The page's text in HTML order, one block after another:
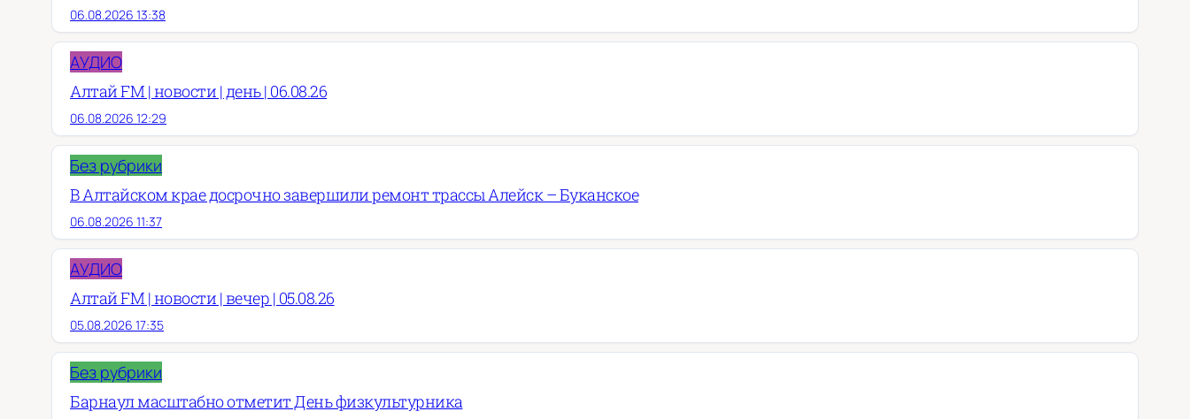
06.08.2026 13:38
АУДИО
Алтай FM | новости | день | 06.08.26
06.08.2026 12:29
Без рубрики
В Алтайском крае досрочно завершили ремонт трассы Алейск – Буканское
06.08.2026 11:37
АУДИО
Алтай FM | новости | вечер | 05.08.26
05.08.2026 17:35
Без рубрики
Барнаул масштабно отметит День физкультурника